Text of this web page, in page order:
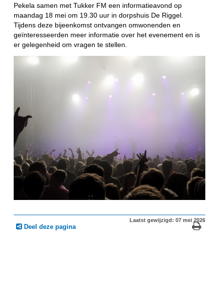
Pekela samen met Tukker FM een informatieavond op
maandag 18 mei om 19.30 uur in dorpshuis De Riggel.
Tijdens deze bijeenkomst ontvangen omwonenden en
geïnteresseerden meer informatie over het evenement en is
er gelegenheid om vragen te stellen.
Deel deze pagina
Laatst gewijzigd: 07 mei 2026